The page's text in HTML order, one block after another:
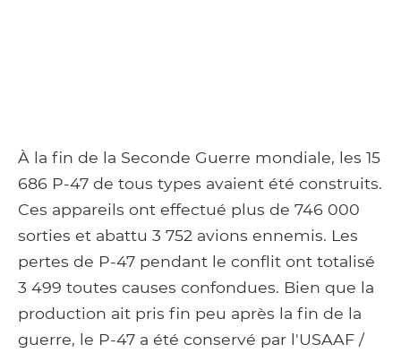
À la fin de la Seconde Guerre mondiale, les 15
686 P-47 de tous types avaient été construits.
Ces appareils ont effectué plus de 746 000
sorties et abattu 3 752 avions ennemis. Les
pertes de P-47 pendant le conflit ont totalisé
3 499 toutes causes confondues. Bien que la
production ait pris fin peu après la fin de la
guerre, le P-47 a été conservé par l'USAAF /